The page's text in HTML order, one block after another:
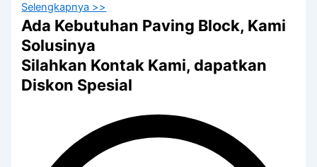
Selengkapnya >>
Ada Kebutuhan Paving Block, Kami
Solusinya
Silahkan Kontak Kami, dapatkan
Diskon Spesial